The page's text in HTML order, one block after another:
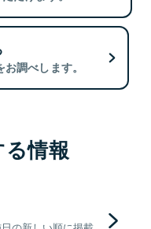
調べします。
情報